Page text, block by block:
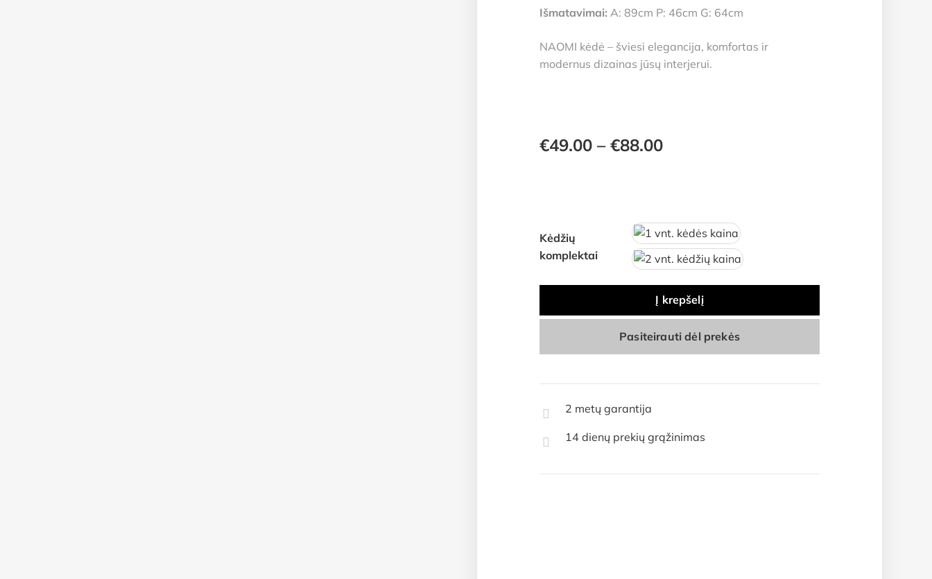
Išmatavimai: A: 89cm P: 46cm G: 64cm
NAOMI kėdė – šviesi elegancija, komfortas ir
modernus dizainas jūsų interjerui.
€49.00 – €88.00Price
through
€88.00
Kėdžių
komplektai
Į krepšelį
Pasiteirauti dėl prekės
2 metų garantija
14 dienų prekių grąžinimas